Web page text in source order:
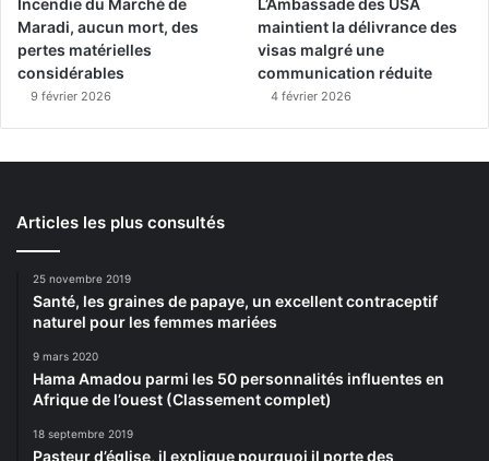
Incendie du Marché de
Maradi, aucun mort, des
pertes matérielles
considérables
9 février 2026
L’Ambassade des USA
maintient la délivrance des
visas malgré une
communication réduite
4 février 2026
Articles les plus consultés
25 novembre 2019
Santé, les graines de papaye, un excellent contraceptif
naturel pour les femmes mariées
9 mars 2020
Hama Amadou parmi les 50 personnalités influentes en
Afrique de l’ouest (Classement complet)
18 septembre 2019
Pasteur d’église, il explique pourquoi il porte des